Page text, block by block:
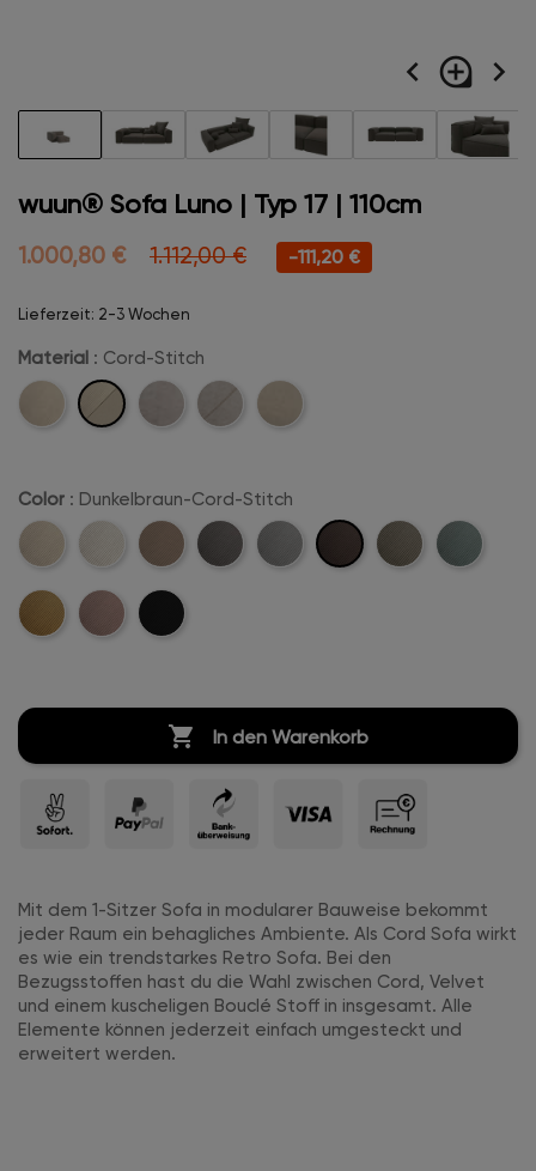
navigate_before loupe navigate_next
wuun® Sofa Luno | Typ 17 | 110cm
1.000,80 € 1.112,00 € -111,20 €
Lieferzeit: 2-3 Wochen
Material : Cord-Stitch
Cord
Cord-
Stitch
Velvet
Velvet- Boucle
Color : Dunkelbraun-Cord-Stitch
Beige-
Stitch
Creme-
Cord-
Sand-
Stitch
Anthrazit-Hellgrau-Dunkelbraun-
Cord-
Khaki-
Mintgreen-
Mustard-Rosa-
Schwarz-
 In den Warenkorb
Mit dem 1-Sitzer Sofa in modularer Bauweise bekommt
jeder Raum ein behagliches Ambiente. Als Cord Sofa wirkt
es wie ein trendstarkes Retro Sofa. Bei den
Bezugsstoffen hast du die Wahl zwischen Cord, Velvet
und einem kuscheligen Bouclé Stoff in insgesamt. Alle
Elemente können jederzeit einfach umgesteckt und
erweitert werden.